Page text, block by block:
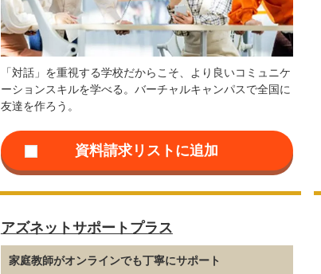
「対話」を重視する学校だからこそ、より良いコミュニケ
ーションスキルを学べる。バーチャルキャンパスで全国に
友達を作ろう。
アズネットサポートプラス
家庭教師がオンラインでも丁寧にサポート